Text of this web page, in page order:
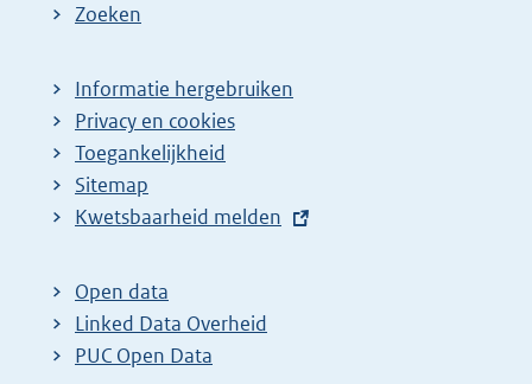
Zoeken
Informatie hergebruiken
Privacy en cookies
Toegankelijkheid
Sitemap
E
t
e
r
Kwetsbaarheid melden
Open data
Linked Data Overheid
PUC Open Data